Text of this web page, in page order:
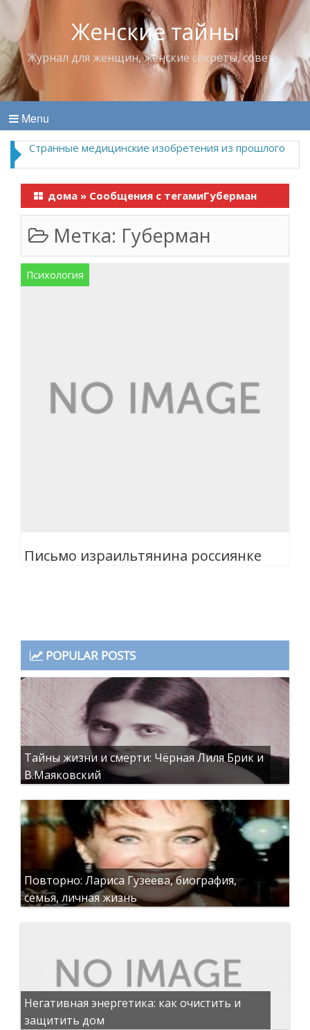
Женские тайны
Журнал для женщин, женские секреты, советы
Menu
Странные медицинские изобретения из прошлого
дома » Сообщения с тегамиГуберман
Метка: Губерман
Психология
Письмо израильтянина россиянке
POPULAR POSTS
Тайны жизни и смерти: Чёрная Лиля Брик и
В.Маяковский
Повторно: Лариса Гузеева, биография,
семья, личная жизнь
Негативная энергетика: как очистить и
защитить дом